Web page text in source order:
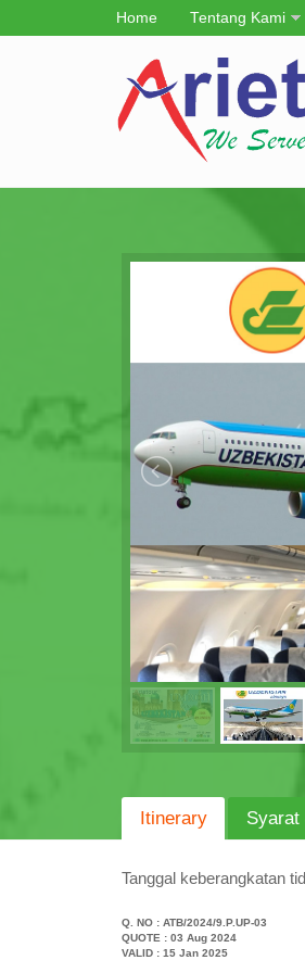
Home Tentang Kami
Itinerary Syarat
Tanggal keberangkatan
Q. NO : ATB/2024/9.P.UP-03
QUOTE : 03 Aug 2024
VALID : 15 Jan 2025